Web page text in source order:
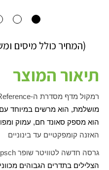
(המחיר כולל מיסים
תיאור המוצר
רמקול מדף מסדרת ה-
מושלמת, הוא מרשים במיוחד
הוא מספק סאונד חם, עמוק
האזנה קומפקטיים עד בינוניים
גרסה חדשה לטוויטר שופר
הצלילים בתדרים הגבוהים